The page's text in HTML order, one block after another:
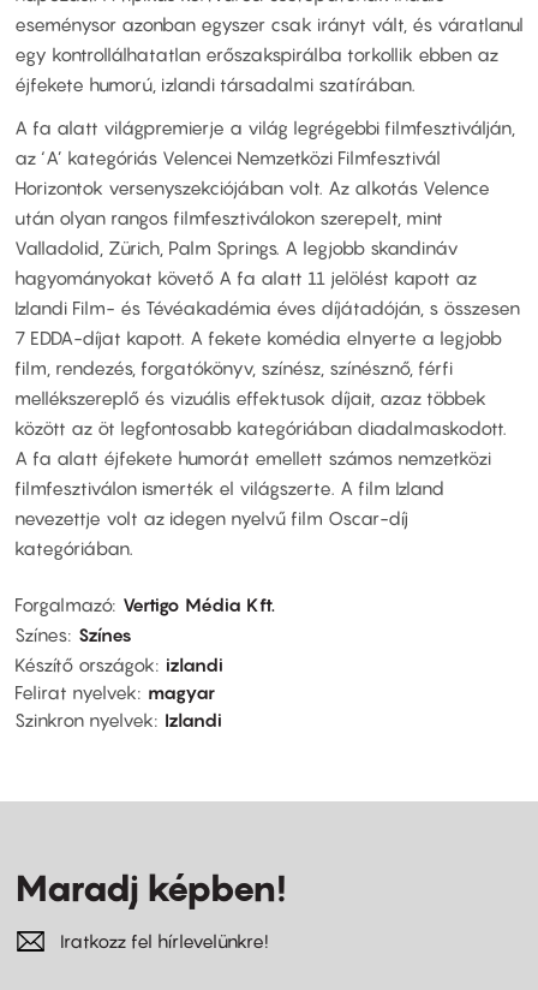
eseménysor azonban egyszer csak irányt vált, és váratlanul
egy kontrollálhatatlan erőszakspirálba torkollik ebben az
éjfekete humorú, izlandi társadalmi szatírában.
A fa alatt világpremierje a világ legrégebbi filmfesztiválján,
az ‘A’ kategóriás Velencei Nemzetközi Filmfesztivál
Horizontok versenyszekciójában volt. Az alkotás Velence
után olyan rangos filmfesztiválokon szerepelt, mint
Valladolid, Zürich, Palm Springs. A legjobb skandináv
hagyományokat követő A fa alatt 11 jelölést kapott az
Izlandi Film- és Tévéakadémia éves díjátadóján, s összesen
7 EDDA-díjat kapott. A fekete komédia elnyerte a legjobb
film, rendezés, forgatókönyv, színész, színésznő, férfi
mellékszereplő és vizuális effektusok díjait, azaz többek
között az öt legfontosabb kategóriában diadalmaskodott.
A fa alatt éjfekete humorát emellett számos nemzetközi
filmfesztiválon ismerték el világszerte. A film Izland
nevezettje volt az idegen nyelvű film Oscar-díj
kategóriában.
Forgalmazó Vertigo Média Kft.
Színes Színes
Készítő országok
izlandi
Felirat nyelvek
magyar
Szinkron nyelvek
Izlandi
Maradj képben!
Iratkozz fel hírlevelünkre!